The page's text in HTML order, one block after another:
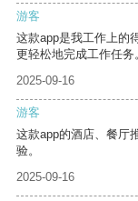
游客
这款app是我工作上的
更轻松地完成工作任务
2025-09-16
游客
这款app的酒店、餐厅
验。
2025-09-16